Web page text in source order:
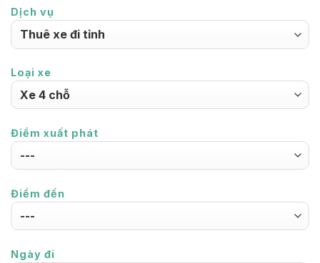
Dịch vụ
Loại xe
Điểm xuất phát
Điểm đến
Ngày đi